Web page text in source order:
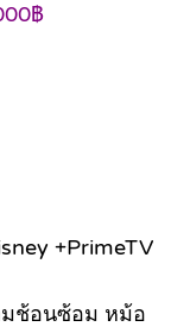
฿
+PrimeTV
มช้อนซ้อม หม้อ